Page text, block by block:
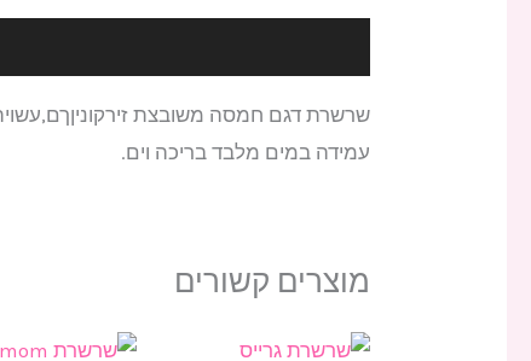
שרשרת דגם חמסה משובצת זירקוניןךם,עשויה ציפוי זהב 2 מיקרון
עמידה במים מלבד בריכה וים.
מוצרים קשורים